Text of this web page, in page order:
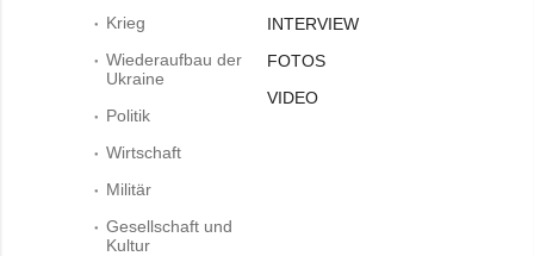
Krieg
Wiederaufbau der
Ukraine
Politik
Wirtschaft
Militär
Gesellschaft und
Kultur
INTERVIEW
FOTOS
VIDEO